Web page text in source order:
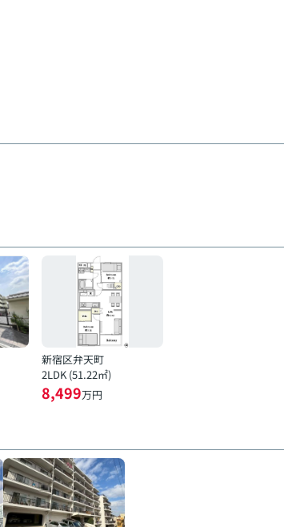
新宿区弁天町
2LDK (51.22㎡)
8,499万円